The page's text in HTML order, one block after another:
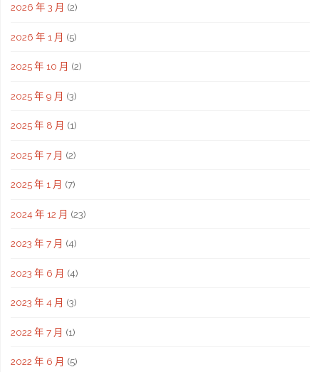
2026 年 3 月 (2)
2026 年 1 月 (5)
2025 年 10 月 (2)
2025 年 9 月 (3)
2025 年 8 月 (1)
2025 年 7 月 (2)
2025 年 1 月 (7)
2024 年 12 月 (23)
2023 年 7 月 (4)
2023 年 6 月 (4)
2023 年 4 月 (3)
2022 年 7 月 (1)
2022 年 6 月 (5)